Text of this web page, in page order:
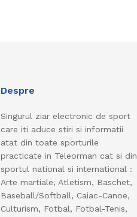
Despre
Singurul ziar electronic de sport
care iti aduce stiri si informatii
atat din toate sporturile
practicate in Teleorman cat si din
sportul national si international :
Arte martiale, Atletism, Baschet,
Baseball/Softball, Caiac-Canoe,
Culturism, Fotbal, Fotbal-Tenis,